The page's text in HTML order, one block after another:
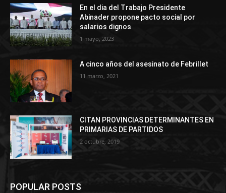
En el dia del Trabajo Presidente
Abinader propone pacto social por
salarios dignos
1 mayo, 2023
A cinco años del asesinato de Febrillet
11 marzo, 2021
CITAN PROVINCIAS DETERMINANTES EN
PRIMARIAS DE PARTIDOS
2 octubre, 2019
POPULAR POSTS